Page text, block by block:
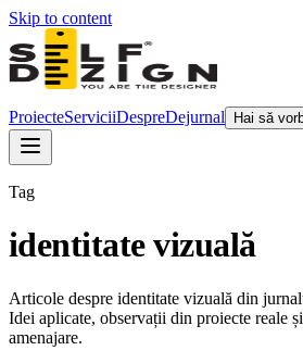
Skip to content
ProiecteServiciiDespreDejurnal Hai să
Tag
identitate vizuală
Articole despre identitate vizuală din
Idei aplicate, observații din proiecte reale
amenajare.